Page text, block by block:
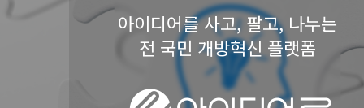
아이디어를 사고, 팔고, 나누는
전 국민 개방혁신 플랫폼